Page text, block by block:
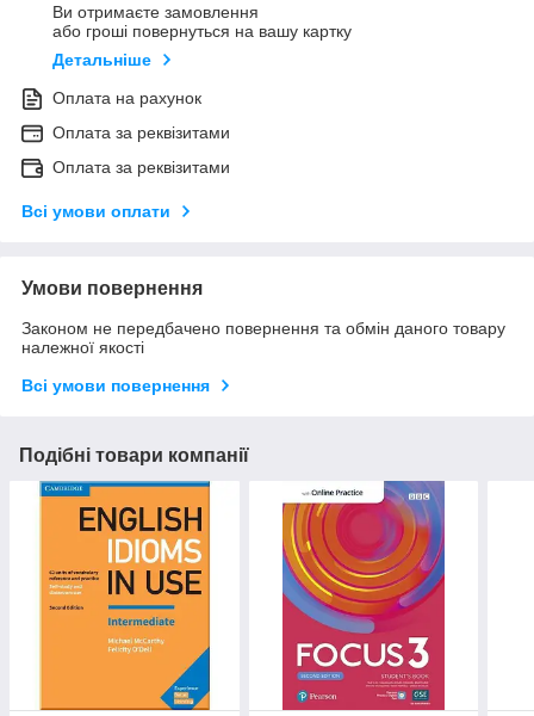
Ви отримаєте замовлення
або гроші повернуться на вашу картку
Детальніше
Оплата на рахунок
Оплата за реквізитами
Оплата за реквізитами
Всі умови оплати
Умови повернення
Законом не передбачено повернення та обмін даного товару
належної якості
Всі умови повернення
Подібні товари компанії